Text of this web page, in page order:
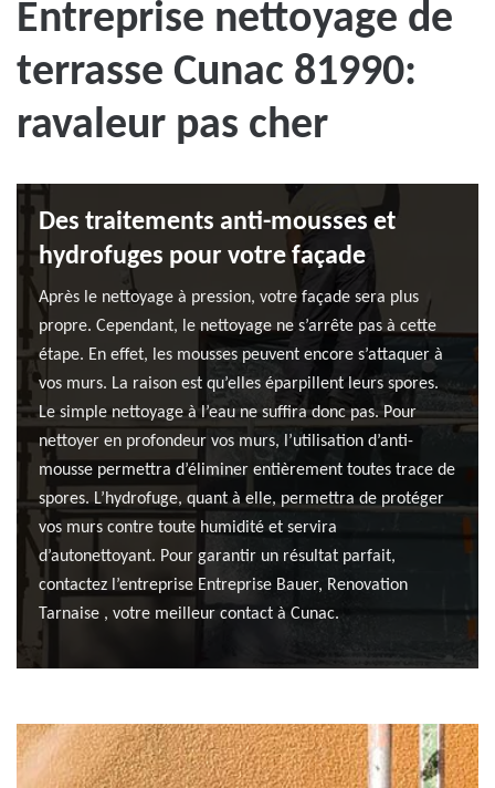
Entreprise nettoyage de
terrasse Cunac 81990:
ravaleur pas cher
Des traitements anti-mousses et
hydrofuges pour votre façade
Après le nettoyage à pression, votre façade sera plus
propre. Cependant, le nettoyage ne s’arrête pas à cette
étape. En effet, les mousses peuvent encore s’attaquer à
vos murs. La raison est qu’elles éparpillent leurs spores.
Le simple nettoyage à l’eau ne suffira donc pas. Pour
nettoyer en profondeur vos murs, l’utilisation d’anti-
mousse permettra d’éliminer entièrement toutes trace de
spores. L’hydrofuge, quant à elle, permettra de protéger
vos murs contre toute humidité et servira
d’autonettoyant. Pour garantir un résultat parfait,
contactez l’entreprise Entreprise Bauer, Renovation
Tarnaise , votre meilleur contact à Cunac.